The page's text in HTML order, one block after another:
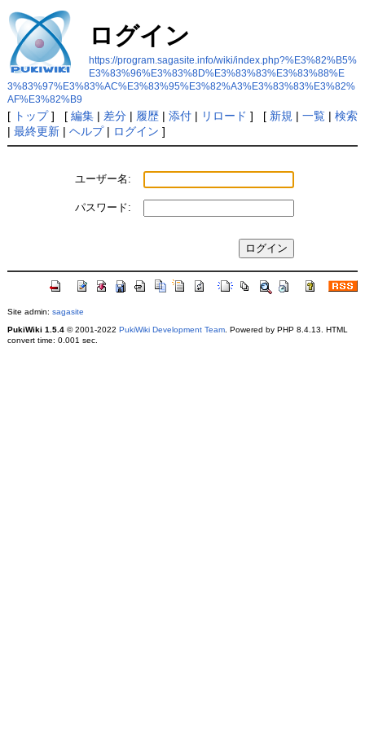
ログイン
https://program.sagasite.info/wiki/index.php?%E3%82%B5%
E3%83%96%E3%83%8D%E3%83%83%E3%83%88%E
3%83%97%E3%83%AC%E3%83%95%E3%82%A3%E3%83%83%E3%82%
AF%E3%82%B9
[ トップ] [ 編集| 差分| 履歴| 添付| リロード ] [ 新規 | 一覧| 検索
| 最終更新| ヘルプ| ログイン ]
ユーザー名:
パスワード:
Site admin: sagasite
PukiWiki 1.5.4© 2001-2022 PukiWiki Development Team. Powered by PHP 8.4.13. HTML
convert time: 0.001 sec.